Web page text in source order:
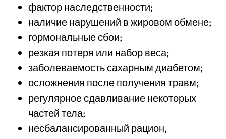
фактор наследственности;
наличие нарушений в жировом обмене;
гормональные сбои;
резкая потеря или набор веса;
заболеваемость сахарным диабетом;
осложнения после получения травм;
регулярное сдавливание некоторых
частей тела;
несбалансированный рацион,